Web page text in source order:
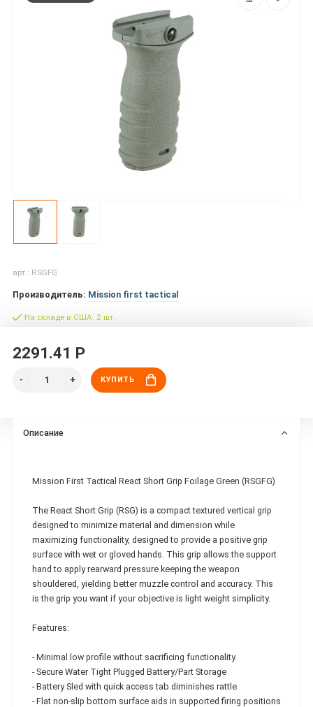
арт.: RSGFG
Производитель: Mission first tactical
На складе в США: 2 шт.
2291.41 Р
КУПИТЬ
Описание
Mission First Tactical React Short Grip Foilage Green (RSGFG)
The React Short Grip (RSG) is a compact textured vertical grip
designed to minimize material and dimension while
maximizing functionality, designed to provide a positive grip
surface with wet or gloved hands. This grip allows the support
hand to apply rearward pressure keeping the weapon
shouldered, yielding better muzzle control and accuracy. This
is the grip you want if your objective is light weight simplicity.
Features:
- Minimal low profile without sacrificing functionality.
- Secure Water Tight Plugged Battery/Part Storage
- Battery Sled with quick access tab diminishes rattle
- Flat non-slip bottom surface aids in supported firing positions